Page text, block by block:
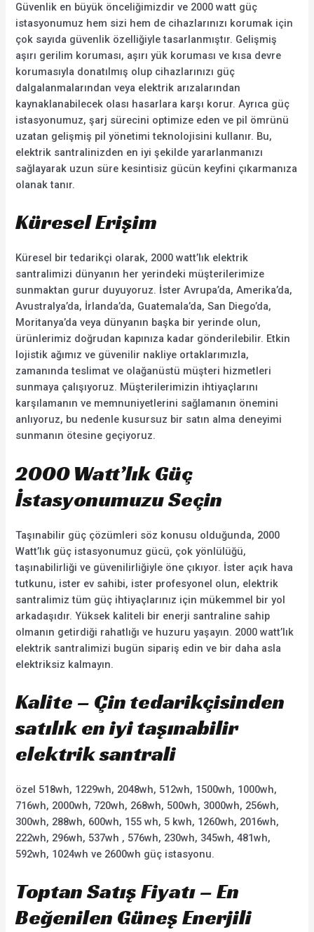
Güvenlik en büyük önceliğimizdir ve 2000 watt güç
istasyonumuz hem sizi hem de cihazlarınızı korumak için
çok sayıda güvenlik özelliğiyle tasarlanmıştır. Gelişmiş
aşırı gerilim koruması, aşırı yük koruması ve kısa devre
korumasıyla donatılmış olup cihazlarınızı güç
dalgalanmalarından veya elektrik arızalarından
kaynaklanabilecek olası hasarlara karşı korur. Ayrıca güç
istasyonumuz, şarj sürecini optimize eden ve pil ömrünü
uzatan gelişmiş pil yönetimi teknolojisini kullanır. Bu,
elektrik santralinizden en iyi şekilde yararlanmanızı
sağlayarak uzun süre kesintisiz gücün keyfini çıkarmanıza
olanak tanır.
Küresel Erişim
Küresel bir tedarikçi olarak, 2000 watt’lık elektrik
santralimizi dünyanın her yerindeki müşterilerimize
sunmaktan gurur duyuyoruz. İster Avrupa’da, Amerika’da,
Avustralya’da, İrlanda’da, Guatemala’da, San Diego’da,
Moritanya’da veya dünyanın başka bir yerinde olun,
ürünlerimiz doğrudan kapınıza kadar gönderilebilir. Etkin
lojistik ağımız ve güvenilir nakliye ortaklarımızla,
zamanında teslimat ve olağanüstü müşteri hizmetleri
sunmaya çalışıyoruz. Müşterilerimizin ihtiyaçlarını
karşılamanın ve memnuniyetlerini sağlamanın önemini
anlıyoruz, bu nedenle kusursuz bir satın alma deneyimi
sunmanın ötesine geçiyoruz.
2000 Watt’lık Güç
İstasyonumuzu Seçin
Taşınabilir güç çözümleri söz konusu olduğunda, 2000
Watt’lık güç istasyonumuz gücü, çok yönlülüğü,
taşınabilirliği ve güvenilirliğiyle öne çıkıyor. İster açık hava
tutkunu, ister ev sahibi, ister profesyonel olun, elektrik
santralimiz tüm güç ihtiyaçlarınız için mükemmel bir yol
arkadaşıdır. Yüksek kaliteli bir enerji santraline sahip
olmanın getirdiği rahatlığı ve huzuru yaşayın. 2000 watt’lık
elektrik santralimizi bugün sipariş edin ve bir daha asla
elektriksiz kalmayın.
Kalite – Çin tedarikçisinden
satılık en iyi taşınabilir
elektrik santrali
özel 518wh, 1229wh, 2048wh, 512wh, 1500wh, 1000wh,
716wh, 2000wh, 720wh, 268wh, 500wh, 3000wh, 256wh,
300wh, 288wh, 600wh, 155 wh, 5 kwh, 1260wh, 2016wh,
222wh, 296wh, 537wh , 576wh, 230wh, 345wh, 481wh,
592wh, 1024wh ve 2600wh güç istasyonu.
Toptan Satış Fiyatı – En
Beğenilen Güneş Enerjili